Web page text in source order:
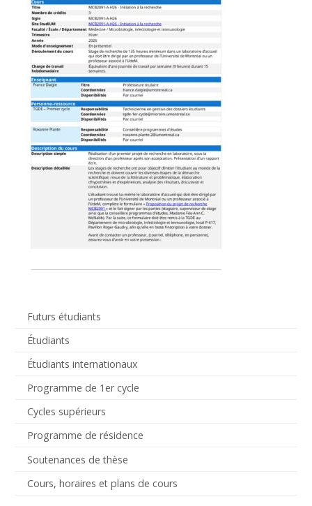
Futurs étudiants
Étudiants
Étudiants internationaux
Programme de 1er cycle
Cycles supérieurs
Programme de résidence
Soutenances de thèse
Cours, horaires et plans de cours